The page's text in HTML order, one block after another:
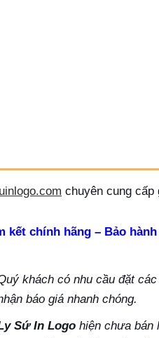
chuyên cung cấp
kết chính hãng – Bảo
khách có nhu cầu đặt
báo giá nhanh chóng.
Sứ In Logo hiện chưa bán